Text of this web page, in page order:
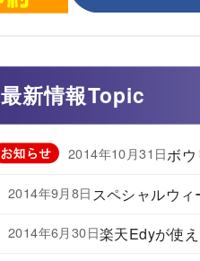
最新情報Topic
2014年10月31日ボ
2014年9月8日スペシャルウィ
2014年6月30日楽天Edyが使